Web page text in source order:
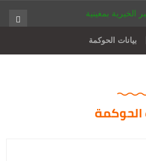
بيانات الحوكمة
الحوكمة